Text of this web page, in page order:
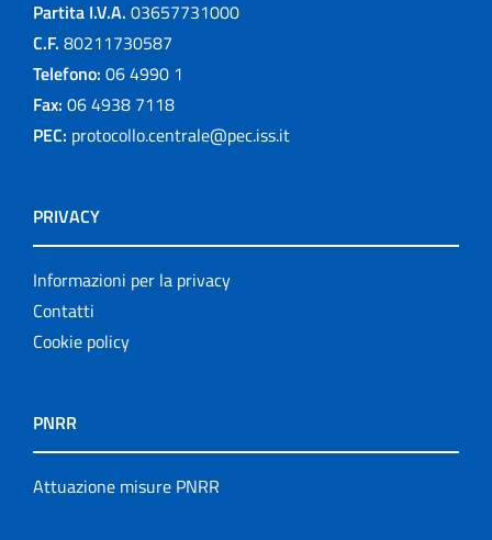
Partita I.V.A. 03657731000
C.F. 80211730587
Telefono: 06 4990 1
Fax: 06 4938 7118
PEC: protocollo.centrale@pec.iss.it
PRIVACY
Informazioni per la privacy
Contatti
Cookie policy
PNRR
Attuazione misure PNRR